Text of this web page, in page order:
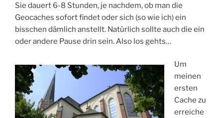
Sie dauert 6-8 Stunden, je nachdem, ob man die
Geocaches sofort findet oder sich (so wie ich) ein
bisschen dämlich anstellt. Natürlich sollte auch die ein
oder andere Pause drin sein. Also los gehts…
Um
meinen
ersten
Cache zu
erreiche